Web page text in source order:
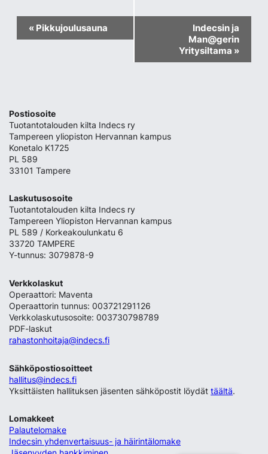
Event
« Pikkujoulusauna
Indecsin ja
Man@gerin
Yritysiltama »
Postiosoite
Tuotantotalouden kilta Indecs ry
Tampereen yliopiston Hervannan kampus
Konetalo K1725
PL 589
33101 Tampere
Laskutusosoite
Tuotantotalouden kilta Indecs ry
Tampereen Yliopiston Hervannan kampus
PL 589 / Korkeakoulunkatu 6
33720 TAMPERE
Y-tunnus: 3079878-9
Verkkolaskut
Operaattori: Maventa
Operaattorin tunnus: 003721291126
Verkkolaskutusosoite: 003730798789
PDF-laskut
rahastonhoitaja@indecs.fi
Sähköpostiosoitteet
hallitus@indecs.fi
Yksittäisten hallituksen jäsenten sähköpostit löydättäältä.
Lomakkeet
Palautelomake
Indecsin yhdenvertaisuus- ja häirintälomake